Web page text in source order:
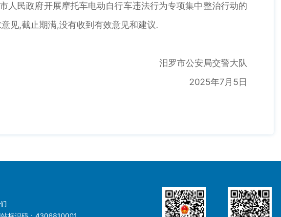
民政府开展摩托车电动自行车违法行为专项集中整治行动的
见,截止期满,没有收到有效意见和建议.
汨罗市公安局交警大队
2025年7月5日